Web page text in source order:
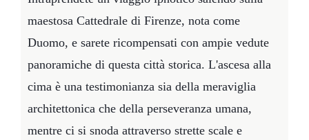
maestosa Cattedrale di Firenze, nota come
Duomo, e sarete ricompensati con ampie vedute
panoramiche di questa città storica. L'ascesa alla
cima è una testimonianza sia della meraviglia
architettonica che della perseveranza umana,
mentre ci si snoda attraverso strette scale e